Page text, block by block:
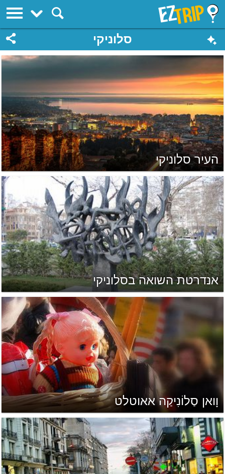
EZTrip
סלוניקי
העיר סלוניקי
אנדרטת השואה בסלוניקי
וָואן סַלוֹנִיקַה אאוטלט